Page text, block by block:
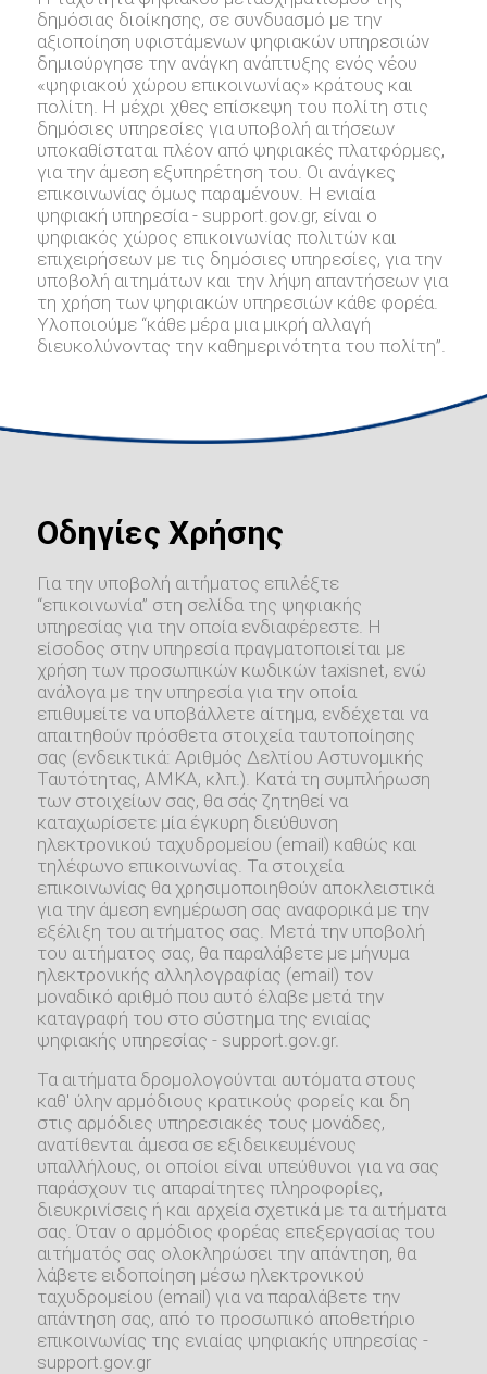
δημόσιας διοίκησης, σε συνδυασμό με την
αξιοποίηση υφιστάμενων ψηφιακών υπηρεσιών
δημιούργησε την ανάγκη ανάπτυξης ενός νέου
«ψηφιακού χώρου επικοινωνίας» κράτους και
πολίτη. Η μέχρι χθες επίσκεψη του πολίτη στις
δημόσιες υπηρεσίες για υποβολή αιτήσεων
υποκαθίσταται πλέον από ψηφιακές πλατφόρμες,
για την άμεση εξυπηρέτηση του. Οι ανάγκες
επικοινωνίας όμως παραμένουν. Η ενιαία
ψηφιακή υπηρεσία - support.gov.gr, είναι ο
ψηφιακός χώρος επικοινωνίας πολιτών και
επιχειρήσεων με τις δημόσιες υπηρεσίες, για την
υποβολή αιτημάτων και την λήψη απαντήσεων για
τη χρήση των ψηφιακών υπηρεσιών κάθε φορέα.
Υλοποιούμε “κάθε μέρα μια μικρή αλλαγή
διευκολύνοντας την καθημερινότητα του πολίτη”.
Οδηγίες Χρήσης
Για την υποβολή αιτήματος επιλέξτε
“επικοινωνία” στη σελίδα της ψηφιακής
υπηρεσίας για την οποία ενδιαφέρεστε. Η
είσοδος στην υπηρεσία πραγματοποιείται με
χρήση των προσωπικών κωδικών taxisnet, ενώ
ανάλογα με την υπηρεσία για την οποία
επιθυμείτε να υποβάλλετε αίτημα, ενδέχεται να
απαιτηθούν πρόσθετα στοιχεία ταυτοποίησης
σας (ενδεικτικά: Αριθμός Δελτίου Αστυνομικής
Ταυτότητας, ΑΜΚΑ, κλπ.). Κατά τη συμπλήρωση
των στοιχείων σας, θα σάς ζητηθεί να
καταχωρίσετε μία έγκυρη διεύθυνση
ηλεκτρονικού ταχυδρομείου (email) καθώς και
τηλέφωνο επικοινωνίας. Τα στοιχεία
επικοινωνίας θα χρησιμοποιηθούν αποκλειστικά
για την άμεση ενημέρωση σας αναφορικά με την
εξέλιξη του αιτήματος σας. Μετά την υποβολή
του αιτήματος σας, θα παραλάβετε με μήνυμα
ηλεκτρονικής αλληλογραφίας (email) τον
μοναδικό αριθμό που αυτό έλαβε μετά την
καταγραφή του στο σύστημα της ενιαίας
ψηφιακής υπηρεσίας - support.gov.gr.
Τα αιτήματα δρομολογούνται αυτόματα στους
καθ' ύλην αρμόδιους κρατικούς φορείς και δη
στις αρμόδιες υπηρεσιακές τους μονάδες,
ανατίθενται άμεσα σε εξιδεικευμένους
υπαλλήλους, οι οποίοι είναι υπεύθυνοι για να σας
παράσχουν τις απαραίτητες πληροφορίες,
διευκρινίσεις ή και αρχεία σχετικά με τα αιτήματα
σας. Όταν ο αρμόδιος φορέας επεξεργασίας του
αιτήματός σας ολοκληρώσει την απάντηση, θα
λάβετε ειδοποίηση μέσω ηλεκτρονικού
ταχυδρομείου (email) για να παραλάβετε την
απάντηση σας, από το προσωπικό αποθετήριο
επικοινωνίας της ενιαίας ψηφιακής υπηρεσίας -
support.gov.gr